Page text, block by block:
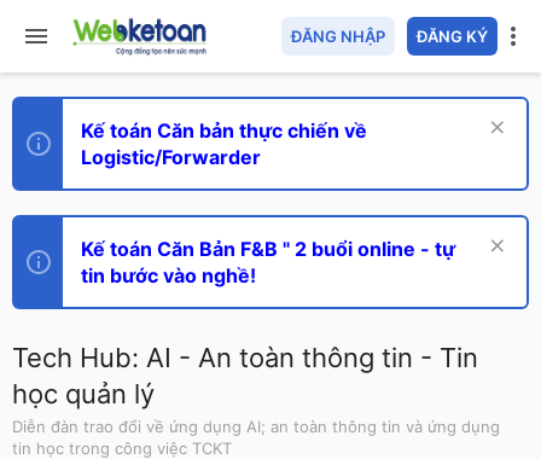
ĐĂNG NHẬP ĐĂNG KÝ
Kế toán Căn bản thực chiến về
Logistic/Forwarder
Kế toán Căn Bản F&B " 2 buổi online - tự
tin bước vào nghề!
Tech Hub: AI - An toàn thông tin - Tin
học quản lý
Diễn đàn trao đổi về ứng dụng AI; an toàn thông tin và ứng dụng
tin học trong công việc TCKT